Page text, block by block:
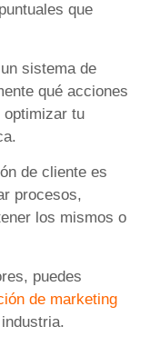
que
sistema de
qué acciones
optimizar tu
de cliente es
procesos,
los mismos o
puedes
de marketing